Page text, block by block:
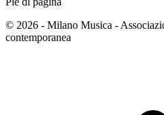
© 2026 - Milano Musica -
contemporanea